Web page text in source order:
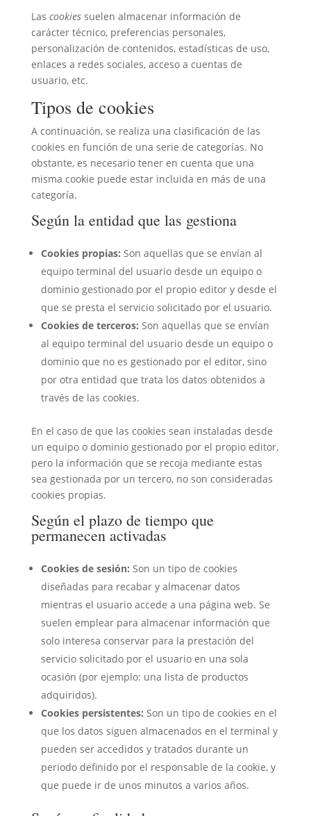
Las cookiessuelen almacenar información de
carácter técnico, preferencias personales,
personalización de contenidos, estadísticas de uso,
enlaces a redes sociales, acceso a cuentas de
usuario, etc.
Tipos de cookies
A continuación, se realiza una clasificación de las
cookies en función de una serie de categorías. No
obstante, es necesario tener en cuenta que una
misma cookie puede estar incluida en más de una
categoría.
Según la entidad que las gestiona
Cookies propias: Son aquellas que se envían al
equipo terminal del usuario desde un equipo o
dominio gestionado por el propio editor y desde el
que se presta el servicio solicitado por el usuario.
Cookies de terceros: Son aquellas que se envían
al equipo terminal del usuario desde un equipo o
dominio que no es gestionado por el editor, sino
por otra entidad que trata los datos obtenidos a
través de las cookies.
En el caso de que las cookies sean instaladas desde
un equipo o dominio gestionado por el propio editor,
pero la información que se recoja mediante estas
sea gestionada por un tercero, no son consideradas
cookies propias.
Según el plazo de tiempo que
permanecen activadas
Cookies de sesión: Son un tipo de cookies
diseñadas para recabar y almacenar datos
mientras el usuario accede a una página web. Se
suelen emplear para almacenar información que
solo interesa conservar para la prestación del
servicio solicitado por el usuario en una sola
ocasión (por ejemplo: una lista de productos
adquiridos).
Cookies persistentes: Son un tipo de cookies en el
que los datos siguen almacenados en el terminal y
pueden ser accedidos y tratados durante un
periodo definido por el responsable de la cookie, y
que puede ir de unos minutos a varios años.